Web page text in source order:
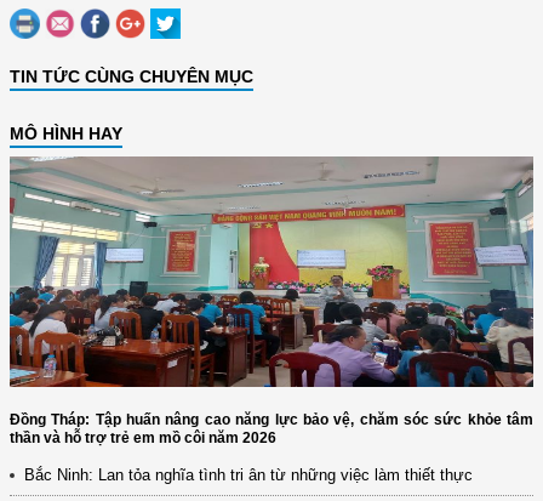
TIN TỨC CÙNG CHUYÊN MỤC
MÔ HÌNH HAY
Đồng Tháp: Tập huấn nâng cao năng lực bảo vệ, chăm sóc sức khỏe tâm
thần và hỗ trợ trẻ em mồ côi năm 2026
Bắc Ninh: Lan tỏa nghĩa tình tri ân từ những việc làm thiết thực